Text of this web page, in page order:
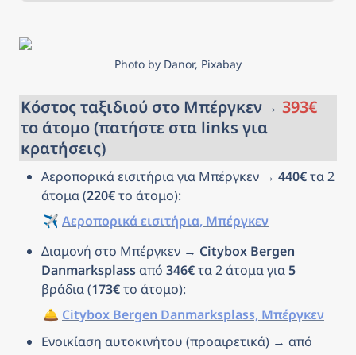
πάντα ονειρευόσασταν!
Photo by Danor, Pixabay
Κόστος ταξιδιού στο Μπέργκεν→ 393€
το άτομο (πατήστε στα links για
κρατήσεις)
Αεροπορικά εισιτήρια για Μπέργκεν → 440€ τα 2
άτομα (220€ το άτομο):
✈️ Αεροπορικά εισιτήρια, Μπέργκεν
Διαμονή στο Μπέργκεν → Citybox Bergen
Danmarksplass από 346€ τα 2 άτομα για 5
βράδια (173€ το άτομο):
🛎️ Citybox Bergen Danmarksplass, Μπέργκεν